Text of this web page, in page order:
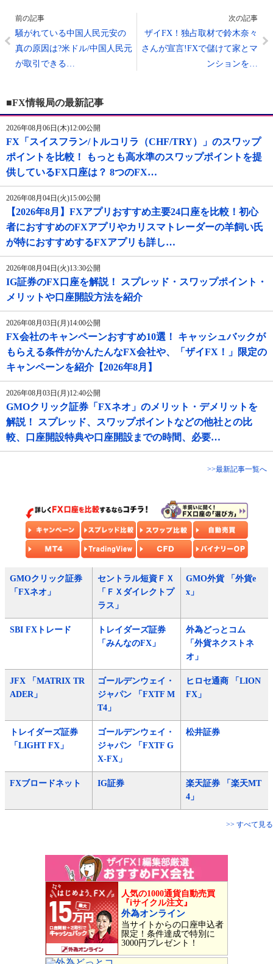
前の記事
騒がれている中国人民元安の
真の原因は?米ドル/中国人民元
が取引できる…
次の記事
ザイFX！独占取材で鈴木奈々
さんが宣言!FXで儲けて家とマ
ンションを…
■FX情報局の最新記事
2026年08月06日(木)12:00公開
FX「スイスフラン/トルコリラ（CHF/TRY）」のスワップ
ポイントを比較！ もっとも高水準のスワップポイントを提
供しているFX口座は？ 8つのFX…
2026年08月04日(火)15:00公開
【2026年8月】FXアプリおすすめ主要24口座を比較！初心
者におすすめのFXアプリやカリスマトレーダーの羊飼い氏
が特におすすめするFXアプリも詳し…
2026年08月04日(火)13:30公開
IG証券のFX口座を解説！ スプレッド・スワップポイント・
メリットや口座開設方法を紹介
2026年08月03日(月)14:00公開
FX会社のキャンペーンおすすめ10選！ キャッシュバックが
もらえる条件がかんたんなFX会社や、「ザイFX！」限定の
キャンペーンを紹介【2026年8月】
2026年08月03日(月)12:40公開
GMOクリック証券「FXネオ」のメリット・デメリットを
解説！ スプレッド、スワップポイントなどの他社との比
較、口座開設特典や口座開設までの時間、必要…
>>最新記事一覧へ
GMOクリック証券
「FXネオ」
セントラル短資ＦＸ
「ＦＸダイレクトプ
ラス」
GMO外貨 「外貨e
x」
SBI FXトレード
トレイダーズ証券
「みんなのFX」
外為どっとコム
「外貨ネクストネ
オ」
JFX 「MATRIX TR
ADER」
ゴールデンウェイ・
ジャパン 「FXTF M
T4」
ヒロセ通商 「LION
FX」
トレイダーズ証券
「LIGHT FX」
ゴールデンウェイ・
ジャパン 「FXTF G
X-FX」
松井証券
FXブロードネット IG証券
楽天証券 「楽天MT
4」
>> すべて見る
人気の1000通貨自動売買
『iサイクル注文』
外為オンライン
当サイトからの口座申込者
限定！条件達成で特別に
3000円プレゼント！